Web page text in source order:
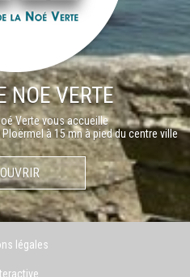
NOE VERTE
Verte vous accueille
à 15 mn à pied du centre ville
légales